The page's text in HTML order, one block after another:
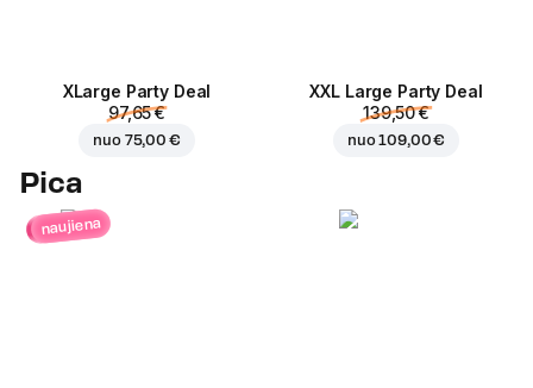
ХLarge Party Deal
97,65 €
nuo 75,00 €
XXL Large Party Deal
139,50 €
nuo109,00 €
Pica
naujiena